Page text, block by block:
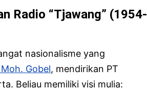
Radio “Tjawang” (1954-
nasionalisme yang
Gobel, mendirikan PT
Beliau memiliki visi mulia: